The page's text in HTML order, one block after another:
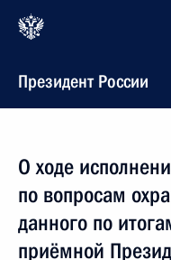
Президент России
О ходе
по вопросам
данного по
приёмной